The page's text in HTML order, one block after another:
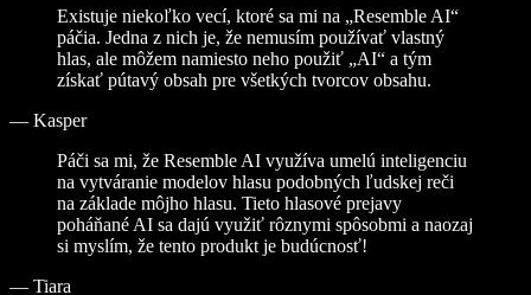
Existuje niekoľko vecí, ktoré sa mi na „Resemble AI“
páčia. Jedna z nich je, že nemusím používať vlastný
hlas, ale môžem namiesto neho použiť „AI“ a tým
získať pútavý obsah pre všetkých tvorcov obsahu.
— Kasper
Páči sa mi, že Resemble AI využíva umelú inteligenciu
na vytváranie modelov hlasu podobných ľudskej reči
na základe môjho hlasu. Tieto hlasové prejavy
poháňané AI sa dajú využiť rôznymi spôsobmi a naozaj
si myslím, že tento produkt je budúcnosť!
— Tiara